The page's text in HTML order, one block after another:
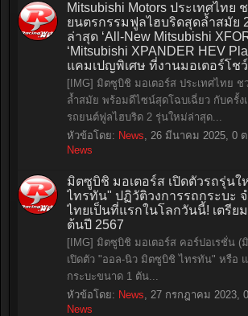
Mitsubishi Motors ประเทศไทย
ยนตรกรรมฟูลไฮบริดสุดล้ำสมัย
ล่าสุด ‘All-New Mitsubishi
‘Mitsubishi XPANDER HEV
แคมเปญพิเศษ ที่งานมอเตอร์โช
[IMG] มิตซูบิชิ มอเตอร์ส ประเทศไทย
ล้ำสมัย พร้อมดีไซน์สุดโฉบเฉี่ยว กับครั้ง
รถยนต์ฟูลไฮบริด 2 รุ่นใหม่ล่าสุด...
หัวข้อโดย: News, 26 มีนาคม 2025, 0
News
มิตซูบิชิ มอเตอร์ส เปิดตัวรถรุ่นใ
ไทรทัน" ปฏิวัติวงการรถกระบะ
ไทยเป็นที่แรกในโลกวันนี้! เตรีย
ต้นปี 2567
[IMG] มิตซูบิชิ มอเตอร์ส คอร์ปอเรชั่น (
เปิดตัว "ออล-นิว มิตซูบิชิ ไทรทัน" หรือ แ
กระบะขนาด 1 ตัน...
หัวข้อโดย: News, 27 กรกฎาคม 2023,
News